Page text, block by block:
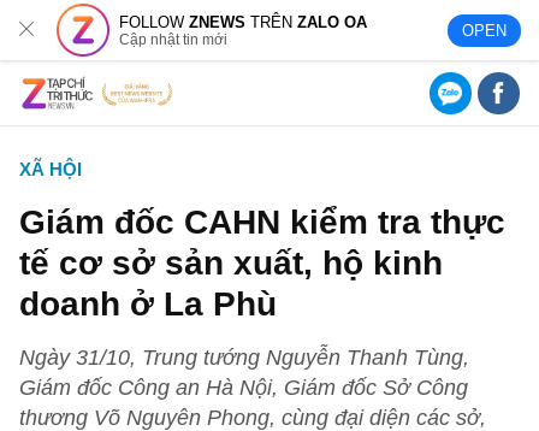
FOLLOWZNEWS TRÊNZALO OA
Cập nhật tin mới OPEN
XÃ HỘI
Giám đốc CAHN kiểm tra thực
tế cơ sở sản xuất, hộ kinh
doanh ở La Phù
Ngày 31/10, Trung tướng Nguyễn Thanh Tùng,
Giám đốc Công an Hà Nội, Giám đốc Sở Công
thương Võ Nguyên Phong, cùng đại diện các sở,